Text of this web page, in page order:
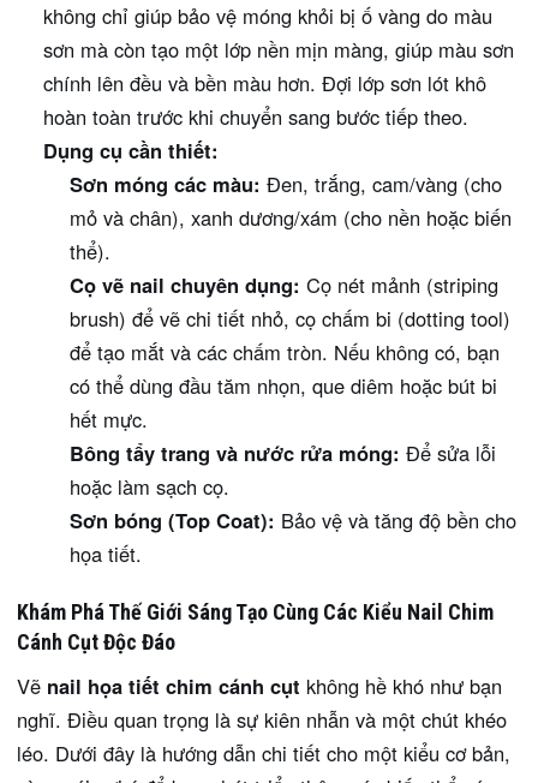
không chỉ giúp bảo vệ móng khỏi bị ố vàng do màu
sơn mà còn tạo một lớp nền mịn màng, giúp màu sơn
chính lên đều và bền màu hơn. Đợi lớp sơn lót khô
hoàn toàn trước khi chuyển sang bước tiếp theo.
Dụng cụ cần thiết:
Sơn móng các màu: Đen, trắng, cam/vàng (cho
mỏ và chân), xanh dương/xám (cho nền hoặc biến
thể).
Cọ vẽ nail chuyên dụng: Cọ nét mảnh (striping
brush) để vẽ chi tiết nhỏ, cọ chấm bi (dotting tool)
để tạo mắt và các chấm tròn. Nếu không có, bạn
có thể dùng đầu tăm nhọn, que diêm hoặc bút bi
hết mực.
Bông tẩy trang và nước rửa móng: Để sửa lỗi
hoặc làm sạch cọ.
Sơn bóng (Top Coat): Bảo vệ và tăng độ bền cho
họa tiết.
Khám Phá Thế Giới Sáng Tạo Cùng Các Kiểu Nail Chim
Cánh Cụt Độc Đáo
Vẽ nail họa tiết chim cánh cụt không hề khó như bạn
nghĩ. Điều quan trọng là sự kiên nhẫn và một chút khéo
léo. Dưới đây là hướng dẫn chi tiết cho một kiểu cơ bản,